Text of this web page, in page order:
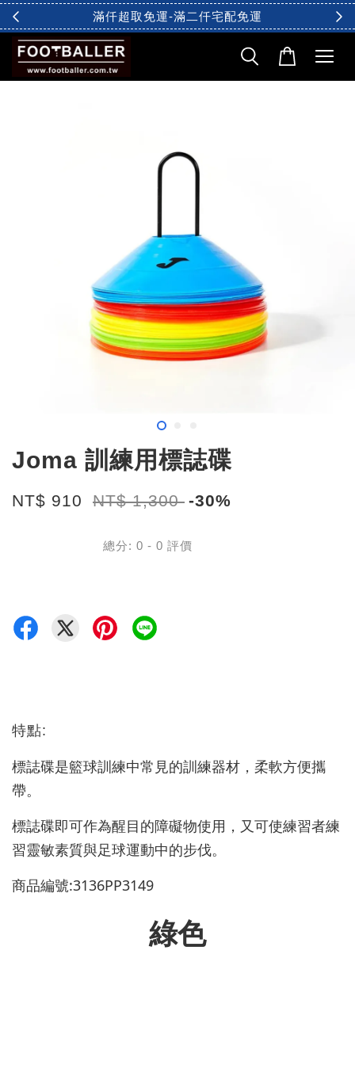
滿仟超取免運-滿二仟宅配免運
Joma 訓練用標誌碟
NT$ 910 NT$ 1,300 -30%
總分: 0 - 0 評價
特點:
標誌碟是籃球訓練中常見的訓練器材，柔軟方便攜
帶。
標誌碟即可作為醒目的障礙物使用，又可使練習者練
習靈敏素質與足球運動中的步伐。
商品編號:3136PP3149
綠色